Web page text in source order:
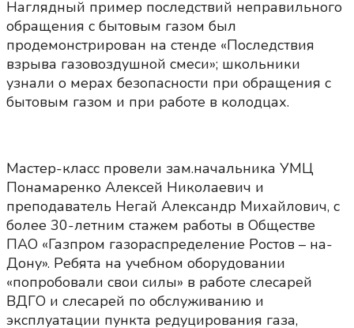
Наглядный пример последствий неправильного
обращения с бытовым газом был
продемонстрирован на стенде «Последствия
взрыва газовоздушной смеси»; школьники
узнали о мерах безопасности при обращения с
бытовым газом и при работе в колодцах.
Мастер-класс провели зам.начальника УМЦ
Понамаренко Алексей Николаевич и
преподаватель Негай Александр Михайлович, с
более 30-летним стажем работы в Обществе
ПАО «Газпром газораспределение Ростов – на-
Дону». Ребята на учебном оборудовании
«попробовали свои силы» в работе слесарей
ВДГО и слесарей по обслуживанию и
эксплуатации пункта редуцирования газа,